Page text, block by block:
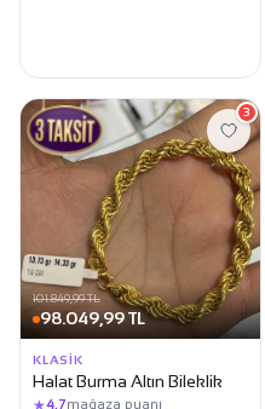
101.849,99 TL
98.049,99 TL
3
KLASIK
Halat Burma Altın Bileklik
★4,7mağaza puanı